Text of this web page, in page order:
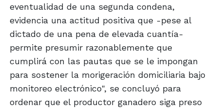
eventualidad de una segunda condena,
evidencia una actitud positiva que -pese al
dictado de una pena de elevada cuantía-
permite presumir razonablemente que
cumplirá con las pautas que se le impongan
para sostener la morigeración domiciliaria bajo
monitoreo electrónico", se concluyó para
ordenar que el productor ganadero siga preso